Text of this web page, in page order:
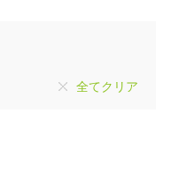
全てクリア